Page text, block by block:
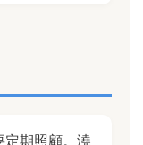
定期照顧。澆